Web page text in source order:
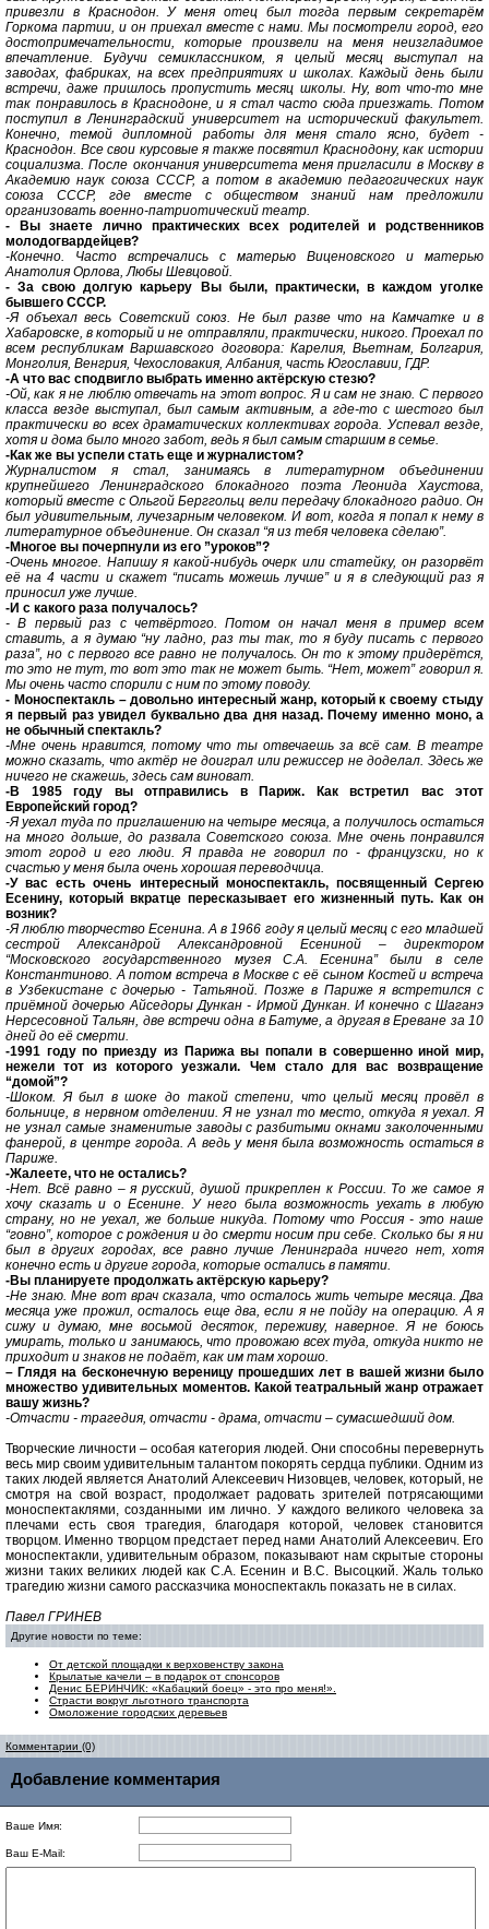
привезли в Краснодон. У меня отец был тогда первым секретарём
Горкома партии, и он приехал вместе с нами. Мы посмотрели город, его
достопримечательности, которые произвели на меня неизгладимое
впечатление. Будучи семиклассником, я целый месяц выступал на
заводах, фабриках, на всех предприятиях и школах. Каждый день были
встречи, даже пришлось пропустить месяц школы. Ну, вот что-то мне
так понравилось в Краснодоне, и я стал часто сюда приезжать. Потом
поступил в Ленинградский университет на исторический факультет.
Конечно, темой дипломной работы для меня стало ясно, будет -
Краснодон. Все свои курсовые я также посвятил Краснодону, как истории
социализма. После окончания университета меня пригласили в Москву в
Академию наук союза СССР, а потом в академию педагогических наук
союза СССР, где вместе с обществом знаний нам предложили
организовать военно-патриотический театр.
- Вы знаете лично практических всех родителей и родственников
молодогвардейцев?
-Конечно. Часто встречались с матерью Виценовского и матерью
Анатолия Орлова, Любы Шевцовой.
- За свою долгую карьеру Вы были, практически, в каждом уголке
бывшего СССР.
-Я объехал весь Советский союз. Не был разве что на Камчатке и в
Хабаровске, в который и не отправляли, практически, никого. Проехал по
всем республикам Варшавского договора: Карелия, Вьетнам, Болгария,
Монголия, Венгрия, Чехословакия, Албания, часть Югославии, ГДР.
-А что вас сподвигло выбрать именно актёрскую стезю?
-Ой, как я не люблю отвечать на этот вопрос. Я и сам не знаю. С первого
класса везде выступал, был самым активным, а где-то с шестого был
практически во всех драматических коллективах города. Успевал везде,
хотя и дома было много забот, ведь я был самым старшим в семье.
-Как же вы успели стать еще и журналистом?
Журналистом я стал, занимаясь в литературном объединении
крупнейшего Ленинградского блокадного поэта Леонида Хаустова,
который вместе с Ольгой Берггольц вели передачу блокадного радио. Он
был удивительным, лучезарным человеком. И вот, когда я попал к нему в
литературное объединение. Он сказал “я из тебя человека сделаю”.
-Многое вы почерпнули из его ”уроков”?
-Очень многое. Напишу я какой-нибудь очерк или статейку, он разорвёт
её на 4 части и скажет “писать можешь лучше” и я в следующий раз я
приносил уже лучше.
-И с какого раза получалось?
- В первый раз с четвёртого. Потом он начал меня в пример всем
ставить, а я думаю “ну ладно, раз ты так, то я буду писать с первого
раза”, но с первого все равно не получалось. Он то к этому придерётся,
то это не тут, то вот это так не может быть. “Нет, может” говорил я.
Мы очень часто спорили с ним по этому поводу.
- Моноспектакль – довольно интересный жанр, который к своему стыду
я первый раз увидел буквально два дня назад. Почему именно моно, а
не обычный спектакль?
-Мне очень нравится, потому что ты отвечаешь за всё сам. В театре
можно сказать, что актёр не доиграл или режиссер не доделал. Здесь же
ничего не скажешь, здесь сам виноват.
-В 1985 году вы отправились в Париж. Как встретил вас этот
Европейский город?
-Я уехал туда по приглашению на четыре месяца, а получилось остаться
на много дольше, до развала Советского союза. Мне очень понравился
этот город и его люди. Я правда не говорил по - французски, но к
счастью у меня была очень хорошая переводчица.
-У вас есть очень интересный моноспектакль, посвященный Сергею
Есенину, который вкратце пересказывает его жизненный путь. Как он
возник?
-Я люблю творчество Есенина. А в 1966 году я целый месяц с его младшей
сестрой Александрой Александровной Есениной – директором
“Московского государственного музея С.А. Есенина” были в селе
Константиново. А потом встреча в Москве с её сыном Костей и встреча
в Узбекистане с дочерью - Татьяной. Позже в Париже я встретился с
приёмной дочерью Айседоры Дункан - Ирмой Дункан. И конечно с Шаганэ
Нерсесовной Тальян, две встречи одна в Батуме, а другая в Ереване за 10
дней до её смерти.
-1991 году по приезду из Парижа вы попали в совершенно иной мир,
нежели тот из которого уезжали. Чем стало для вас возвращение
“домой”?
-Шоком. Я был в шоке до такой степени, что целый месяц провёл в
больнице, в нервном отделении. Я не узнал то место, откуда я уехал. Я
не узнал самые знаменитые заводы с разбитыми окнами заколоченными
фанерой, в центре города. А ведь у меня была возможность остаться в
Париже.
-Жалеете, что не остались?
-Нет. Всё равно – я русский, душой прикреплен к России. То же самое я
хочу сказать и о Есенине. У него была возможность уехать в любую
страну, но не уехал, же больше никуда. Потому что Россия - это наше
“говно”, которое с рождения и до смерти носим при себе. Сколько бы я ни
был в других городах, все равно лучше Ленинграда ничего нет, хотя
конечно есть и другие города, которые остались в памяти.
-Вы планируете продолжать актёрскую карьеру?
-Не знаю. Мне вот врач сказала, что осталось жить четыре месяца. Два
месяца уже прожил, осталось еще два, если я не пойду на операцию. А я
сижу и думаю, мне восьмой десяток, переживу, наверное. Я не боюсь
умирать, только и занимаюсь, что провожаю всех туда, откуда никто не
приходит и знаков не подаёт, как им там хорошо.
– Глядя на бесконечную вереницу прошедших лет в вашей жизни было
множество удивительных моментов. Какой театральный жанр отражает
вашу жизнь?
-Отчасти - трагедия, отчасти - драма, отчасти – сумасшедший дом.
Творческие личности – особая категория людей. Они способны перевернуть
весь мир своим удивительным талантом покорять сердца публики. Одним из
таких людей является Анатолий Алексеевич Низовцев, человек, который, не
смотря на свой возраст, продолжает радовать зрителей потрясающими
моноспектаклями, созданными им лично. У каждого великого человека за
плечами есть своя трагедия, благодаря которой, человек становится
творцом. Именно творцом предстает перед нами Анатолий Алексеевич. Его
моноспектакли, удивительным образом, показывают нам скрытые стороны
жизни таких великих людей как С.А. Есенин и В.С. Высоцкий. Жаль только
трагедию жизни самого рассказчика моноспектакль показать не в силах.
Павел ГРИНЕВ
Другие новости по теме:
От детской площадки к верховенству закона
Крылатые качели – в подарок от спонсоров
Денис БЕРИНЧИК: «Кабацкий боец» - это про меня!».
Страсти вокруг льготного транспорта
Омоложение городских деревьев
Комментарии (0)
Добавление комментария
Ваше Имя:
Ваш E-Mail: